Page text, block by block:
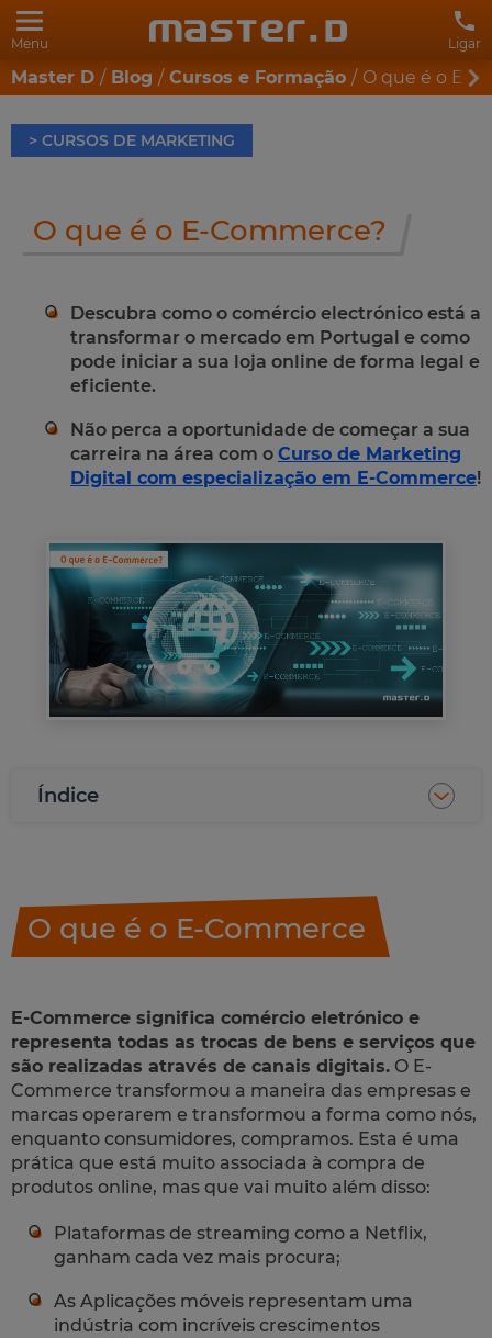
Menu Ligar
Master D Blog Cursos e Formação O que é o E-
> CURSOS DE MARKETING
O que é o E-Commerce?
Descubra como o comércio electrónico está a
transformar o mercado em Portugal e como
pode iniciar a sua loja online de forma legal e
eficiente.
Não perca a oportunidade de começar a sua
carreira na área com o Curso de Marketing
Digital com especialização em E-Commerce!
Índice
O que é o E-Commerce
E-Commerce significa comércio eletrónico e
representa todas as trocas de bens e serviços que
são realizadas através de canais digitais. O E-
Commerce transformou a maneira das empresas e
marcas operarem e transformou a forma como nós,
enquanto consumidores, compramos. Esta é uma
prática que está muito associada à compra de
produtos online, mas que vai muito além disso:
Plataformas de streaming como a Netflix,
ganham cada vez mais procura;
As Aplicações móveis representam uma
indústria com incríveis crescimentos